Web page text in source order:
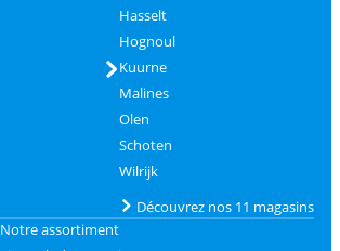
Hasselt
Hognoul
Kuurne
Malines
Olen
Schoten
Wilrijk
Découvrez nos 11 magasins
Notre assortiment